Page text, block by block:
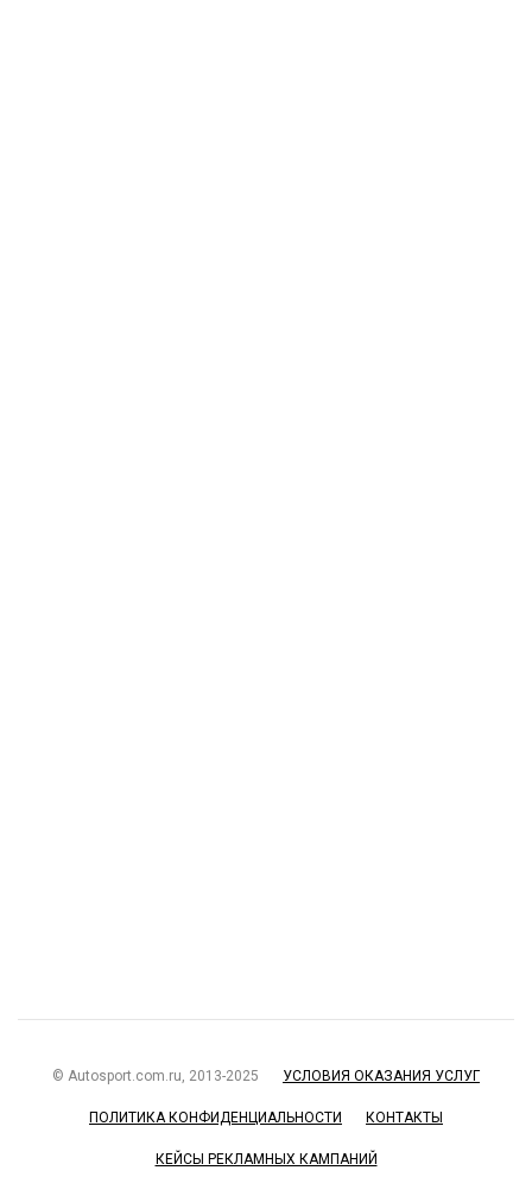
© Autosport.com.ru, 2013-2025 УСЛОВИЯ ОКАЗАНИЯ УСЛУГ
ПОЛИТИКА КОНФИДЕНЦИАЛЬНОСТИ КОНТАКТЫ
КЕЙСЫ РЕКЛАМНЫХ КАМПАНИЙ